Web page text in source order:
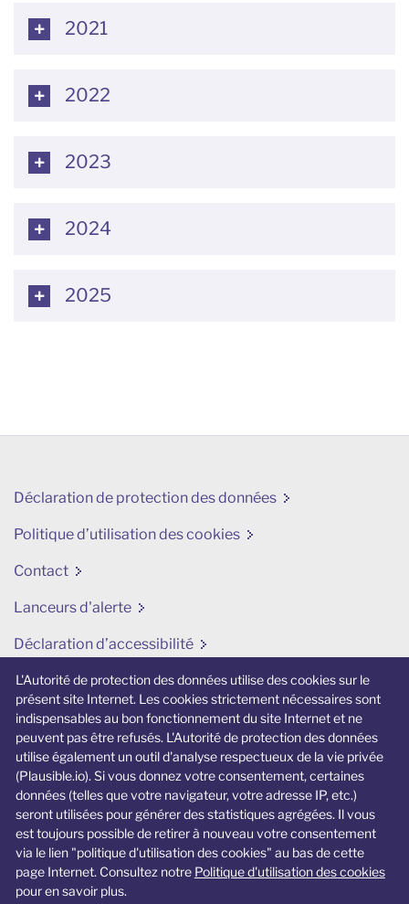
L'Autorité de protection des données utilise des cookies sur le
présent site Internet. Les cookies strictement nécessaires sont
indispensables au bon fonctionnement du site Internet et ne
peuvent pas être refusés. L'Autorité de protection des données
utilise également un outil d'analyse respectueux de la vie privée
(Plausible.io). Si vous donnez votre consentement, certaines
données (telles que votre navigateur, votre adresse IP, etc.)
seront utilisées pour générer des statistiques agrégées. Il vous
est toujours possible de retirer à nouveau votre consentement
via le lien "politique d'utilisation des cookies" au bas de cette
page Internet. Consultez notre Politique d'utilisation des cookies
pour en savoir plus.
2021
2022
2023
2024
2025
Déclaration de protection des données
Politique d’utilisation des cookies
Contact
Lanceurs d'alerte
Déclaration d’accessibilité
Modifier mes préférences en matière de cookies
Site internet lié
jedecide.be
Un site Internet spécifique dédié aux jeunes
et à la vie privée.